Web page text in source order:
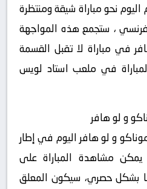
نحو مباراة شيقة ومنتظرة
، ستجمع هذه المواجهة
في مباراة لا تقبل القسمة
في ملعب استاد لويس
و لو هافر
و لو هافر اليوم في إطار
يمكن مشاهدة المباراة على
بشكل حصري، سيكون المعلق